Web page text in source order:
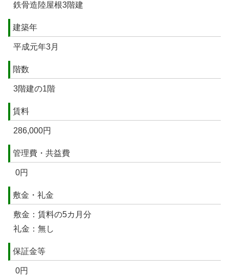
鉄骨造陸屋根3階建
建築年
平成元年3月
階数
3階建の1階
賃料
286,000円
管理費・共益費
0円
敷金・礼金
敷金：賃料の5カ月分
礼金：無し
保証金等
0円